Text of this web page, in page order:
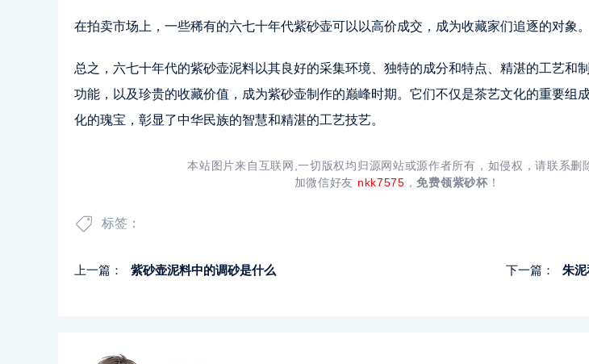
在拍卖市场上，一些稀有的六七十年代紫砂壶可以以高价成交，成为收藏家们追逐的对象。
总之，六七十年代的紫砂壶泥料以其良好的采集环境、独特的成分和特点、精湛的工艺和
功能，以及珍贵的收藏价值，成为紫砂壶制作的巅峰时期。它们不仅是茶艺文化的重要组
化的瑰宝，彰显了中华民族的智慧和精湛的工艺技艺。
本站图片来自互联网,一切版权均归源网站或源作者所有，如侵权，请联系删
加微信好友 nkk7575 ，免费领紫砂杯！
标签：
上一篇： 紫砂壶泥料中的调砂是什么 下一篇： 朱